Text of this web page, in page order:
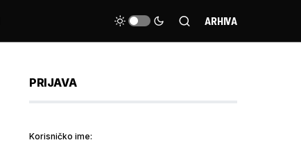
ARHIVA
PRIJAVA
Korisničko ime: